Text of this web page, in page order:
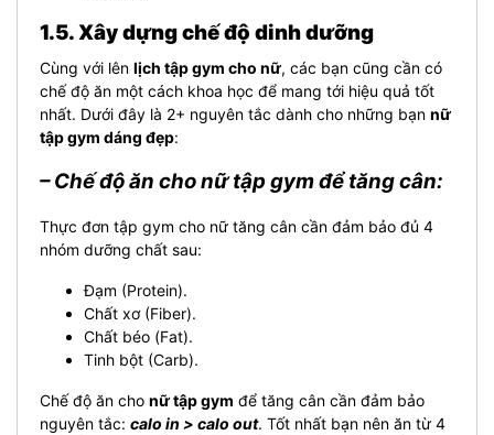
1.5. Xây dựng chế độ dinh dưỡng
Cùng với lên lịch tập gym cho nữ, các bạn cũng cần có
chế độ ăn một cách khoa học để mang tới hiệu quả tốt
nhất. Dưới đây là 2+ nguyên tắc dành cho những bạn nữ
tập gym dáng đẹp:
– Chế độ ăn cho nữ tập gym để tăng cân:
Thực đơn tập gym cho nữ tăng cân cần đảm bảo đủ 4
nhóm dưỡng chất sau:
Đạm (Protein).
Chất xơ (Fiber).
Chất béo (Fat).
Tinh bột (Carb).
Chế độ ăn cho nữ tập gym để tăng cân cần đảm bảo
nguyên tắc: calo in > calo out. Tốt nhất bạn nên ăn từ 4